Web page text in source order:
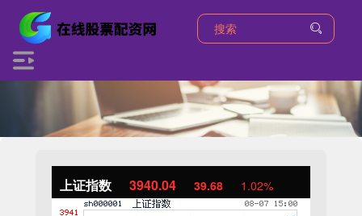
上证指数 3940.04 39.68 1.02%